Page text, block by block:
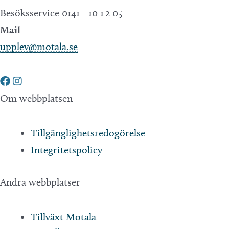
Besöksservice 0141 - 10 1 2 05
Mail
upplev@motala.se
Om webbplatsen
Tillgänglighetsredogörelse
Integritetspolicy
Andra webbplatser
Tillväxt Motala